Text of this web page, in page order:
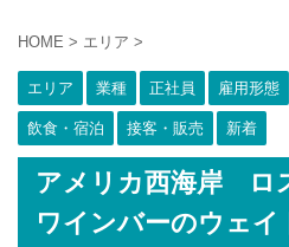
HOME > エリア >
エリア 業種 正社員 雇用形態
飲食・宿泊 接客・販売 新着
アメリカ西海岸 ロ
ワインバーのウェ